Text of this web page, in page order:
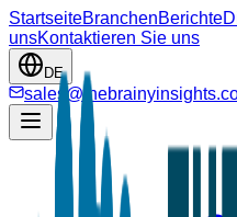
StartseiteBranchenBerichte
unsKontaktieren Sie uns
DE